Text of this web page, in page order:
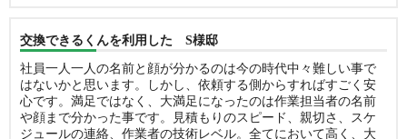
交換できるくんを利用した S様邸
社員一人一人の名前と顔が分かるのは今の時代中々難しい事で
はないかと思います。しかし、依頼する側からすればすごく安
心です。満足ではなく、大満足になったのは作業担当者の名前
や顔まで分かった事です。見積もりのスピード、親切さ、スケ
ジュールの連絡、作業者の技術レベル。全てにおいて高く、大